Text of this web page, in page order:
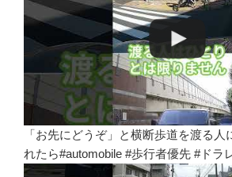
「お先にどうぞ」と横断歩道を渡る人
れたら#automobile #歩行者優先 #ドラ